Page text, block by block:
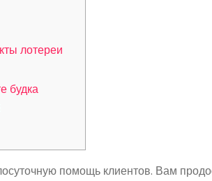
лотереи
будка
помощь клиентов. Вам